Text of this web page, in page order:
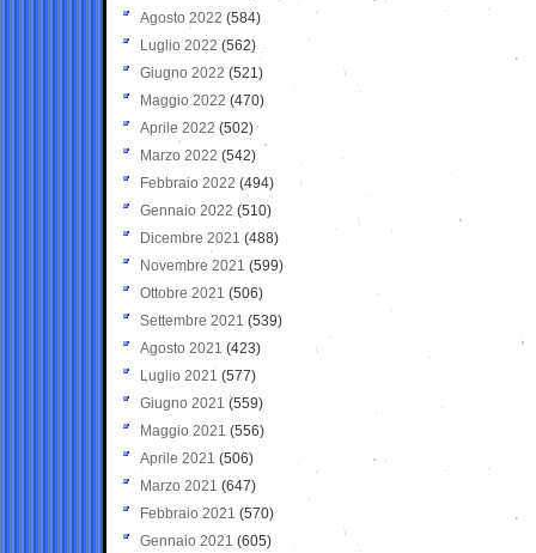
Agosto 2022 (584)
Luglio 2022 (562)
Giugno 2022 (521)
Maggio 2022 (470)
Aprile 2022 (502)
Marzo 2022 (542)
Febbraio 2022 (494)
Gennaio 2022 (510)
Dicembre 2021 (488)
Novembre 2021 (599)
Ottobre 2021 (506)
Settembre 2021 (539)
Agosto 2021 (423)
Luglio 2021 (577)
Giugno 2021(559)
Maggio 2021 (556)
Aprile 2021 (506)
Marzo 2021 (647)
Febbraio 2021 (570)
Gennaio 2021 (605)